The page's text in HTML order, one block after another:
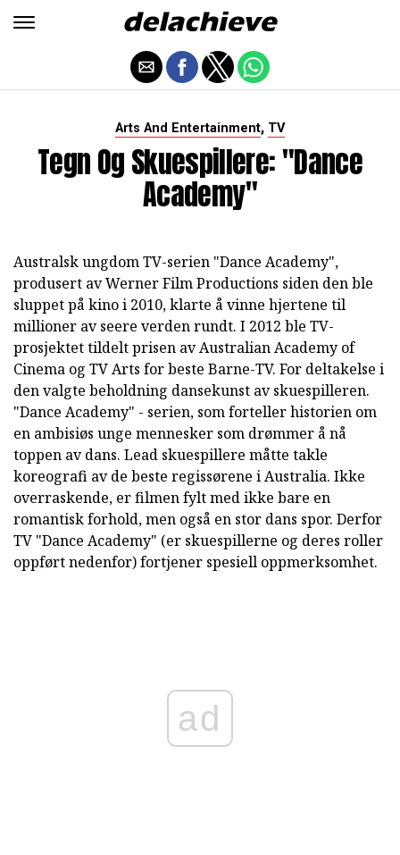
Arts And Entertainment, TV
Tegn Og Skuespillere: "Dance
Academy"
Australsk ungdom TV-serien "Dance Academy",
produsert av Werner Film Productions siden den ble
sluppet på kino i 2010, klarte å vinne hjertene til
millioner av seere verden rundt. I 2012 ble TV-
prosjektet tildelt prisen av Australian Academy of
Cinema og TV Arts for beste Barne-TV. For deltakelse i
den valgte beholdning dansekunst av skuespilleren.
"Dance Academy" - serien, som forteller historien om
en ambisiøs unge mennesker som drømmer å nå
toppen av dans. Lead skuespillere måtte takle
koreografi av de beste regissørene i Australia. Ikke
overraskende, er filmen fylt med ikke bare en
romantisk forhold, men også en stor dans spor. Derfor
TV "Dance Academy" (er skuespillerne og deres roller
oppført nedenfor) fortjener spesiell oppmerksomhet.
ad